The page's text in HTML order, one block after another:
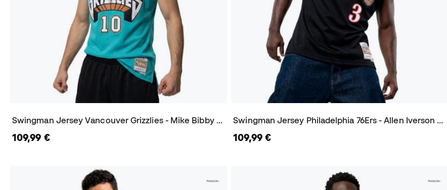
Swingman Jersey Vancouver Grizzlies - Mike Bibby 1998 Trikot
109,99 €
Swingman Jersey Philadelphia 76Ers - Allen Iverson 2000 Trikot
109,99 €